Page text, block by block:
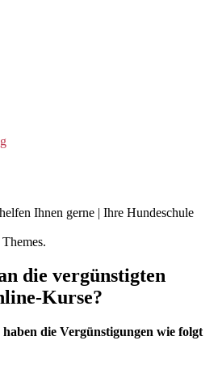
?
Ihnen gerne | Ihre Hundeschule
die vergünstigten
Kurse?
die Vergünstigungen wie folgt